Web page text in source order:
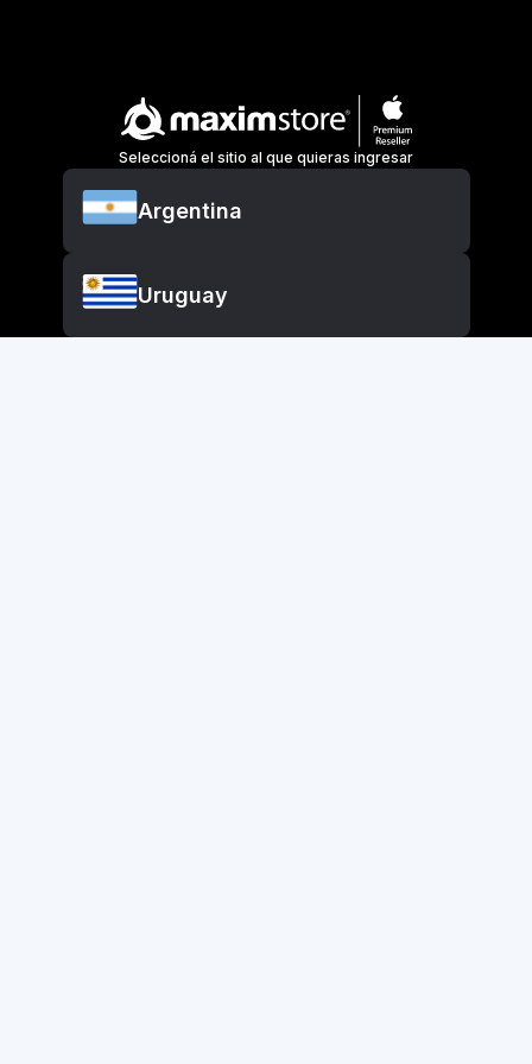
Seleccioná el sitio al que quieras ingresar
Argentina
Uruguay